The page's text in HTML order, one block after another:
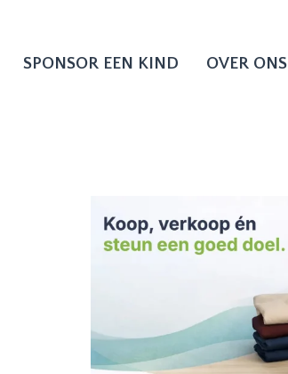
SPONSOR EEN KIND OVER ONS